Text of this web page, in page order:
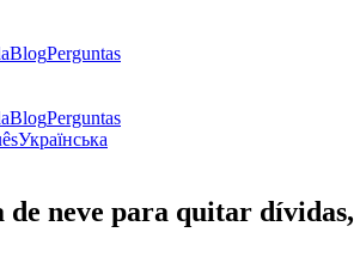
BlogPerguntas
BlogPerguntas
Українська
de neve para quitar dívidas,